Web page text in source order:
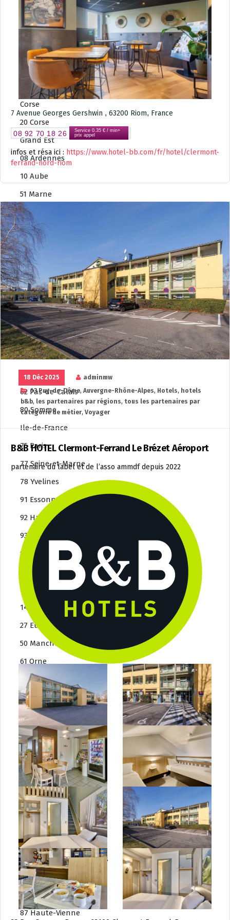
18 Cher
28 Eure-et-Loire
36 Indre
41 Loir-et-Cher
45 Loiret
Corse
20 Corse
Grand Est
08 Ardennes
10 Aube
51 Marne
52 Haute-Marne
54 Meurthe-et-Moselle
57 Moselle
67 Bas-Rhin
68 Haut-Rhin
88 Vosges
Hauts-de-France
02 Aisne
59 Nord
60 Oise
62 Pas-de-Calais
80 Somme
Ile-de-France
75 Paris
77 Seine-et-Marne
78 Yvelines
91 Essonne
92 Hauts-de-Seine
93 Seine-Saint-Denis
94 Val-de-Marne
95 Val-d’Oise
Normandie
14 Calvados
27 Eure
50 Manche
61 Orne
76 Seine-Maritime
Nouvelle-Aquitaine
16 Charente
17 Charente-Maritime
19 Corrèze
23 Creuse
24 Dordogne
33 Gironde
40 Landes
47 Lot-et-Garonne
64 Pyrénées-Atlantiques
79 Deux-Sèvres
86 Vienne
87 Haute-Vienne
7 Avenue Georges Gershwin , 63200 Riom, France
08 92 70 18 26
Service 0.35 € / min+
prix appel
infos et résa ici : https://www.hotel-bb.com/fr/hotel/clermont-
ferrand-nord-riom
18 Déc 2025
adminmw
63 Puy-de-Dôme, Auvergne-Rhône-Alpes, Hotels, hotels
b&b, les partenaires par régions, tous les partenaires par
catégorie de métier, Voyager
B&B HOTEL Clermont-Ferrand Le Brézet Aéroport
partenaire du label et de l’asso ammdf depuis 2022